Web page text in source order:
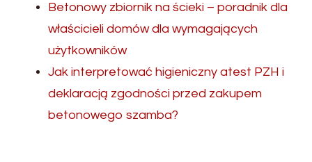
Betonowy zbiornik na ścieki – poradnik dla
właścicieli domów dla wymagających
użytkowników
Jak interpretować higieniczny atest PZH i
deklaracją zgodności przed zakupem
betonowego szamba?